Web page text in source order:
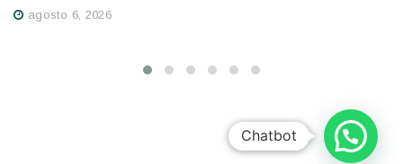
agosto 6, 2026
Chatbot